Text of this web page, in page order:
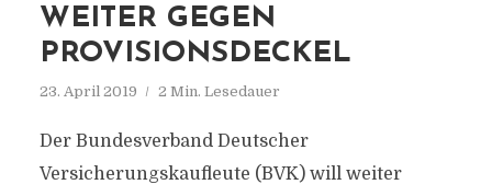
WEITER GEGEN
PROVISIONSDECKEL
23. April 2019 2 Min. Lesedauer
Der Bundesverband Deutscher
Versicherungskaufleute (BVK) will weiter